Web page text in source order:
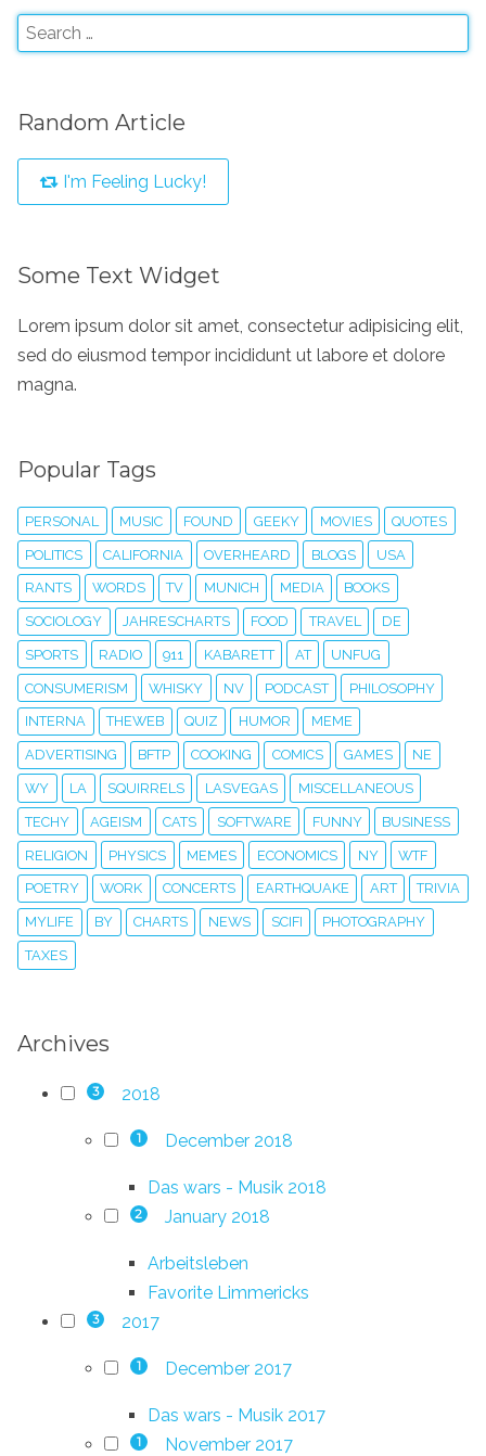
Random Article
I'm Feeling Lucky!
Some Text Widget
Lorem ipsum dolor sit amet, consectetur adipisicing elit,
sed do eiusmod tempor incididunt ut labore et dolore
magna.
Popular Tags
PERSONAL MUSIC FOUND GEEKY MOVIES QUOTES
POLITICS CALIFORNIA OVERHEARD BLOGS USA
RANTS WORDS TV MUNICH MEDIA BOOKS
SOCIOLOGY JAHRESCHARTS FOOD TRAVEL DE
SPORTS RADIO 911 KABARETT AT UNFUG
CONSUMERISM WHISKY NV PODCAST PHILOSOPHY
INTERNA THEWEB QUIZ HUMOR MEME
ADVERTISING BFTP COOKING COMICS GAMES NE
WY LA SQUIRRELS LASVEGAS MISCELLANEOUS
TECHY AGEISM CATS SOFTWARE FUNNY BUSINESS
RELIGION PHYSICS MEMES ECONOMICS NY WTF
POETRY WORK CONCERTS EARTHQUAKE ART TRIVIA
MYLIFE BY CHARTS NEWS SCIFI PHOTOGRAPHY
TAXES
Archives
3 2018
1 December 2018
Das wars - Musik 2018
2 January 2018
Arbeitsleben
Favorite Limmericks
3 2017
1 December 2017
Das wars - Musik 2017
1 November 2017